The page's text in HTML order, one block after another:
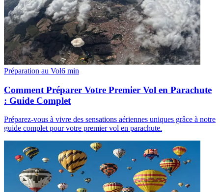
Préparation au Vol6 min
Comment Préparer Votre Premier Vol en Parachute
: Guide Complet
Préparez-vous à vivre des sensations aériennes uniques grâce à notre
guide complet pour votre premier vol en parachute.